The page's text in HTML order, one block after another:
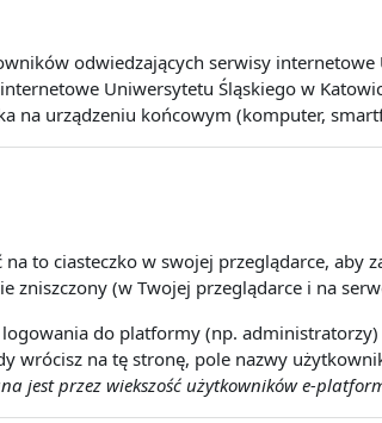
odwiedzających serwisy
Uniwersytetu Śląskiego w
na urządzeniu końcowym (komputer,
na to ciasteczko w swojej przeglądarce, aby
zniszczony (w Twojej przeglądarce i na
do platformy (np. administratorzy)
wrócisz na tę stronę, pole nazwy
jest przez wiekszość użytkowników e-